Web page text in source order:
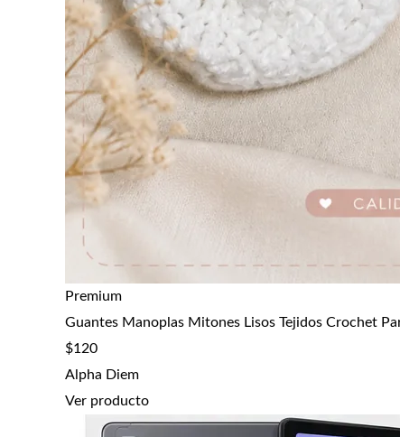
Premium
Guantes Manoplas Mitones Lisos Tejidos Crochet
$120
Alpha Diem
Ver producto